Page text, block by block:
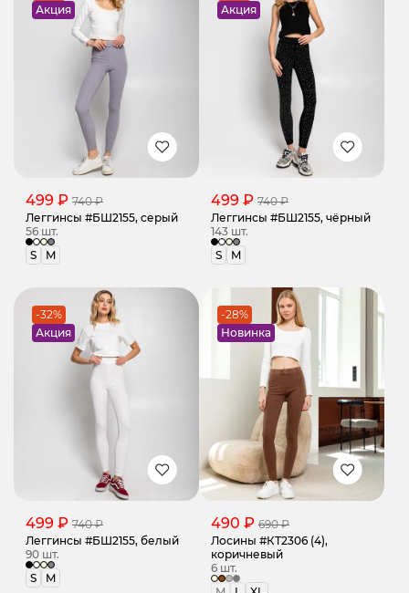
Акция
499 ₽ 740 ₽
Леггинсы #БШ2155, серый
56 шт.
S
M
Акция
499 ₽ 740 ₽
Леггинсы #БШ2155, чёрный
143 шт.
S
M
-32%
Акция
499 ₽ 740 ₽
Леггинсы #БШ2155, белый
90 шт.
S
M
-28%
Новинка
490 ₽ 690 ₽
Лосины #КТ2306 (4),
коричневый
6 шт.